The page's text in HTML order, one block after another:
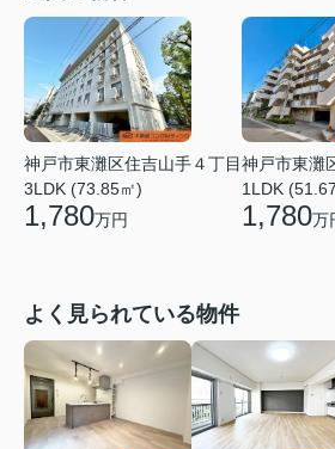
神戸市東灘区住吉山手４丁目
3LDK (73.85㎡)
1,780万円
神戸市東灘
1LDK
1,780万
よく見られている物件